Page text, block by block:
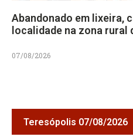
Abandonado em lixeira,
localidade na zona rural
07/08/2026
Teresópolis 07/08/2026